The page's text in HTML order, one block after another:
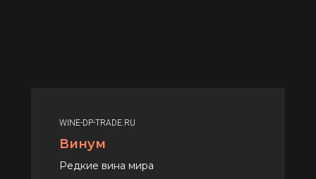
WINE-DP-TRADE.RU
Винум
Редкие вина мира